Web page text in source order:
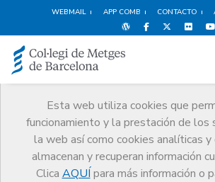
WEBMAIL APP COMB CONTACTO
Esta web utiliza cookies que
funcionamiento y la prestación de los
la web así como cookies analíticas y
almacenan y recuperan información
Clica AQUÍ para más información o
Premios
El CoMB Guardonat Edició 2011